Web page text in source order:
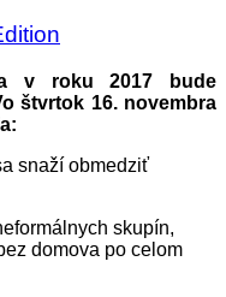
v roku 2017 bude
štvrtok 16. novembra
snaží obmedziť
skupín,
domova po celom